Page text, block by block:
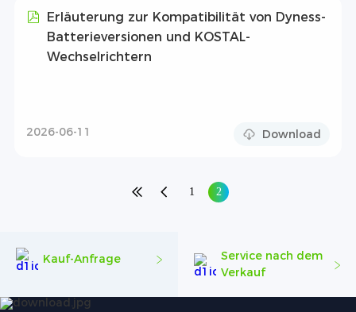
Erläuterung zur Kompatibilität von Dyness-
Batterieversionen und KOSTAL-
Wechselrichtern
2026-06-11 Download
1 2
Kauf-Anfrage
Service nach dem
Verkauf